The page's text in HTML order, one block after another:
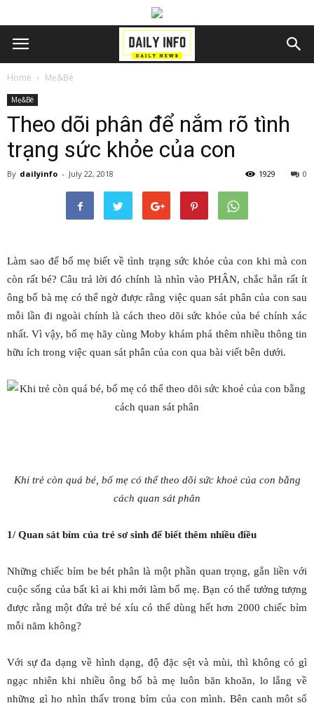
Home Mẹ&Bé
Mẹ&Bé
Theo dõi phân để nắm rõ tình
trạng sức khỏe của con
By dailyinfo - July 22, 2018 0
1929
Làm sao để bố mẹ biết về tình trạng sức khỏe của con khi mà con
còn rất bé? Câu trả lời đó chính là nhìn vào PHÂN, chắc hẳn rất ít
ông bố bà mẹ có thể ngờ được rằng việc quan sát phân của con sau
mỗi lần đi ngoài chính là cách theo dõi sức khỏe của bé chính xác
nhất. Vì vậy, bố mẹ hãy cùng Moby khám phá thêm nhiều thông tin
hữu ích trong việc quan sát phân của con qua bài viết bên dưới.
Khi trẻ còn quá bé, bố mẹ có thể theo dõi sức khoẻ của con bằng
cách quan sát phân
1/ Quan sát bỉm của trẻ sơ sinh để biết thêm nhiều điều
Những chiếc bỉm be bét phân là một phần quan trọng, gắn liền với
cuộc sống của bất kì ai khi mới làm bố mẹ. Bạn có thể tưởng tượng
được rằng một đứa trẻ bé xíu có thể dùng hết hơn 2000 chiếc bỉm
mỗi năm không?
Với sự đa dạng về hình dạng, độ đặc sệt và mùi, thì không có gì
ngạc nhiên khi nhiều ông bố bà mẹ luôn băn khoăn, lo lắng về
những gì họ nhìn thấy trong bỉm của con mình. Bên cạnh một số